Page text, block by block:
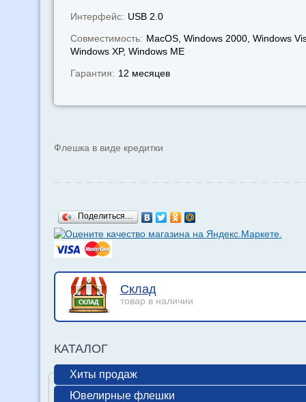
Интерфейс: USB 2.0
Совместимость: MacOS, Windows 2000, Windows
Windows XP, Windows МЕ
Гарантия: 12 месяцев
Флешка в виде кредитки
Поделиться…
Склад
товар в наличии
КАТАЛОГ
Хиты продаж
Ювелирные флешки